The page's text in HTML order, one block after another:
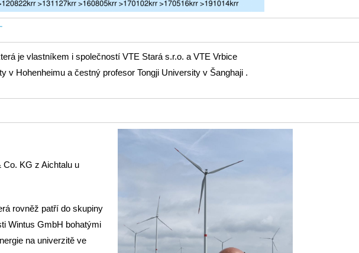
je vlastníkem i společností VTE Stará s.r.o. a VTE Vrbice
v Hohenheimu a čestný profesor Tongji University v Šanghaji .
KG z Aichtalu u
rovněž patří do skupiny
Wintus GmbH bohatými
na univerzitě ve